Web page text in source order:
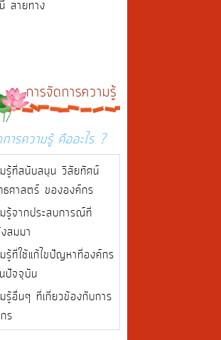
สายทาง
การจัดการความรู้
ารความรู้ คืออะไร ?
รู้ที่สนับสนุน วิสัยทัศน์
ศาสตร์ ขององค์กร
รู้จากประสบการณ์ที่
สมมา
รู้ที่ใช้แก้ไขปัญหาที่องค์กร
ปัจจุบัน
รู้อื่นๆ ที่เกี่ยวข้องกับการ
ร